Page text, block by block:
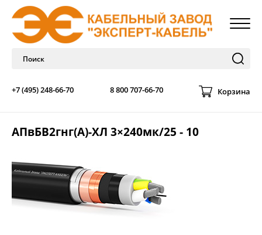
+7 (495) 248-66-70 8 800 707-66-70 Корзина
АПвБВ2гнг(А)-ХЛ 3×240мк/25 - 10